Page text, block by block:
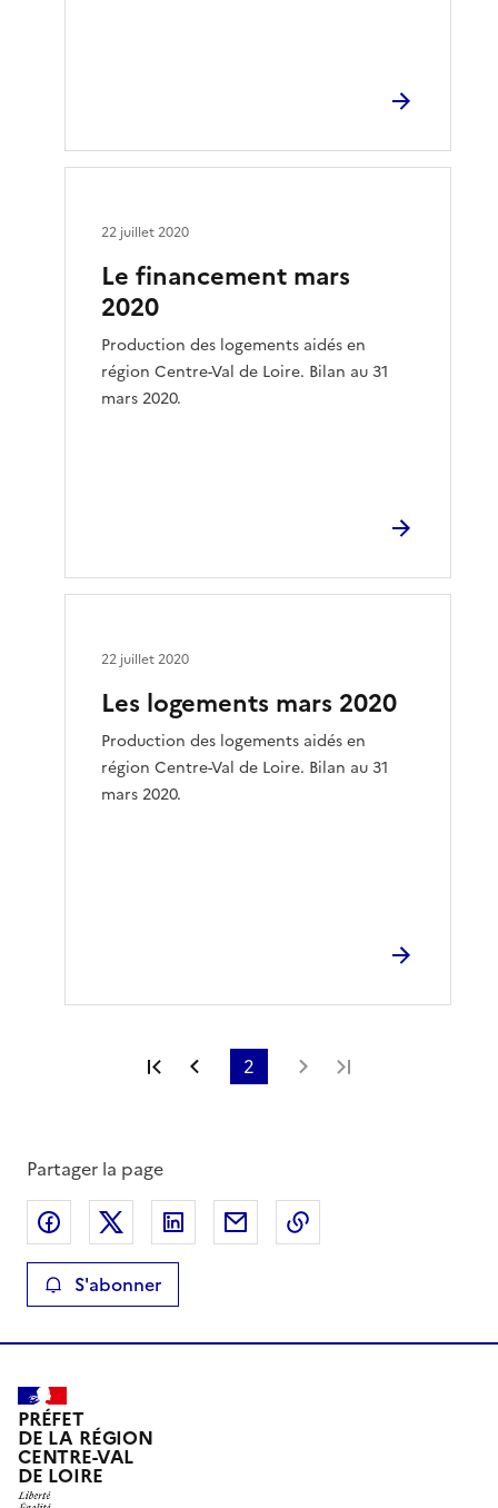
Le financement mars
2020
Production des logements aidés en
région Centre-Val de Loire. Bilan au 31
mars 2020.
22 juillet 2020
Les logements mars 2020
Production des logements aidés en
région Centre-Val de Loire. Bilan au 31
mars 2020.
22 juillet 2020
Première page
Page précédente
2 Page suivante
Partager la page
Partager sur Facebook
Partager sur XPartager sur LinkedIn
Partager par email
S'abonner
PRÉFET
DE LA RÉGION
CENTRE-VAL
DE LOIRE